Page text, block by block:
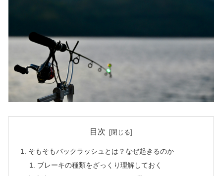
目次
そもそもバックラッシュとは？なぜ起きるのか
ブレーキの種類をざっくり理解しておく